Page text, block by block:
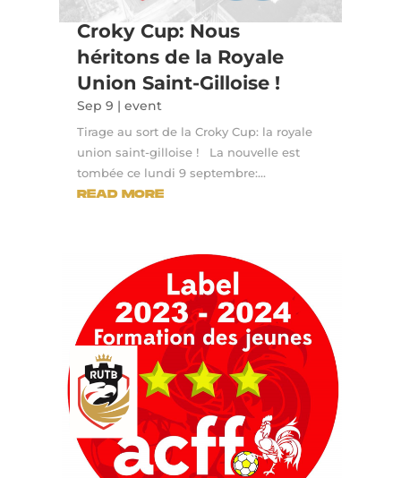
Croky Cup: Nous
héritons de la Royale
Union Saint-Gilloise !
Sep 9 | event
Tirage au sort de la Croky Cup: la royale
union saint-gilloise ! La nouvelle est
tombée ce lundi 9 septembre:...
READ MORE